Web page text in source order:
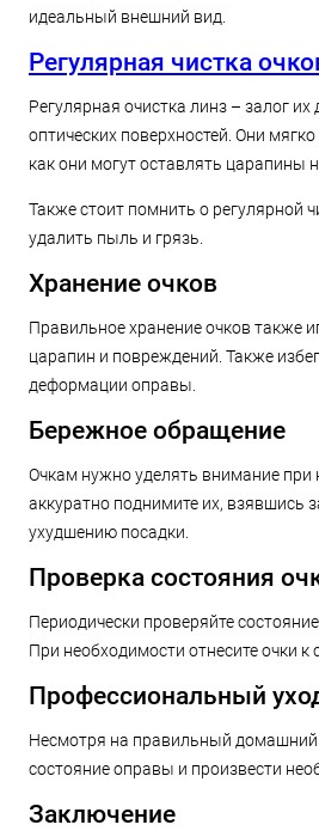
идеальный внешний вид.
Регулярная чистка
Регулярная очистка линз – залог
оптических поверхностей. Они
как они могут оставлять царапины
Также стоит помнить о регулярной
удалить пыль и грязь.
Хранение очков
Правильное хранение очков также
царапин и повреждений. Также
деформации оправы.
Бережное обращение
Очкам нужно уделять внимание при
аккуратно поднимите их, взявшись
ухудшению посадки.
Проверка состояния
Периодически проверяйте
При необходимости отнесите очки
Профессиональный
Несмотря на правильный домашний
состояние оправы и произвести
Заключение